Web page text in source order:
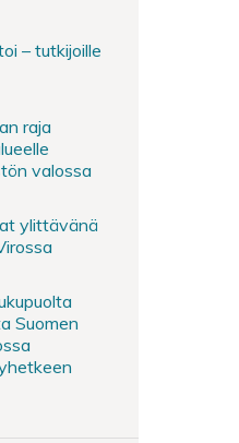
– tutkijoille
raja
valossa
ylittävänä
Suomen